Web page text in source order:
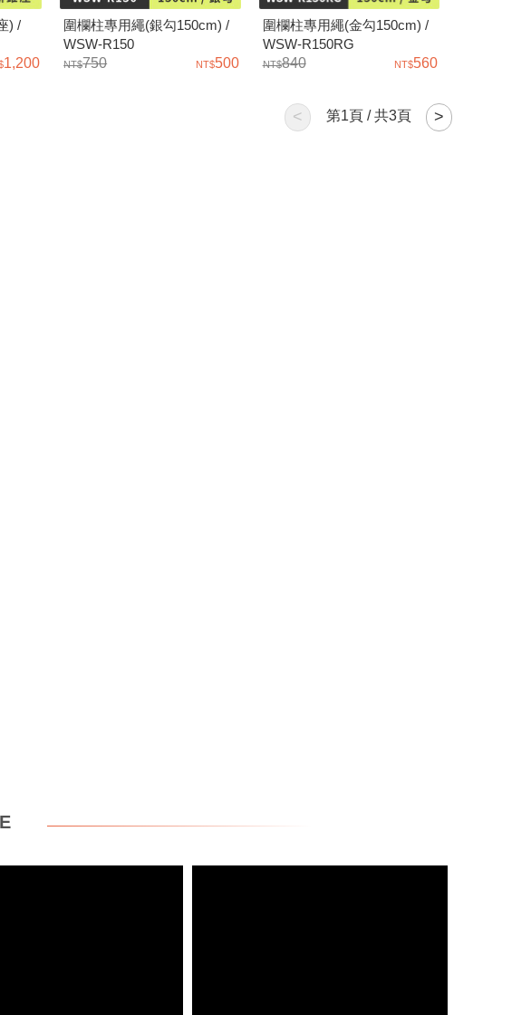
) /
1,200
圍欄柱專用繩(銀勾150cm) /
WSW-R150
750
500
圍欄柱專用繩(金勾150cm) /
WSW-R150RG
840
560
< 第1頁 / 共3頁 >